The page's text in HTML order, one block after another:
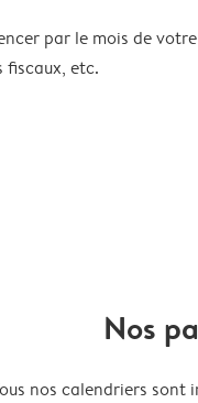
par le mois de votre
fiscaux, etc.
Nos
nos calendriers sont